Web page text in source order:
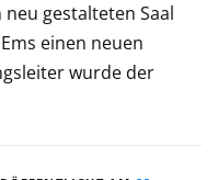
gestalteten Saal
einen neuen
wurde der